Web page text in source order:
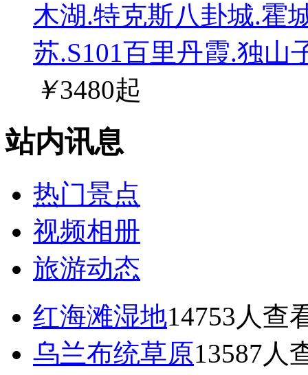
木湖.特克斯八卦城.霍
苏.S101百里丹霞.独山
￥3480起
站内讯息
热门景点
视频相册
旅游动态
红海滩湿地14753 人查
乌兰布统草原13587人